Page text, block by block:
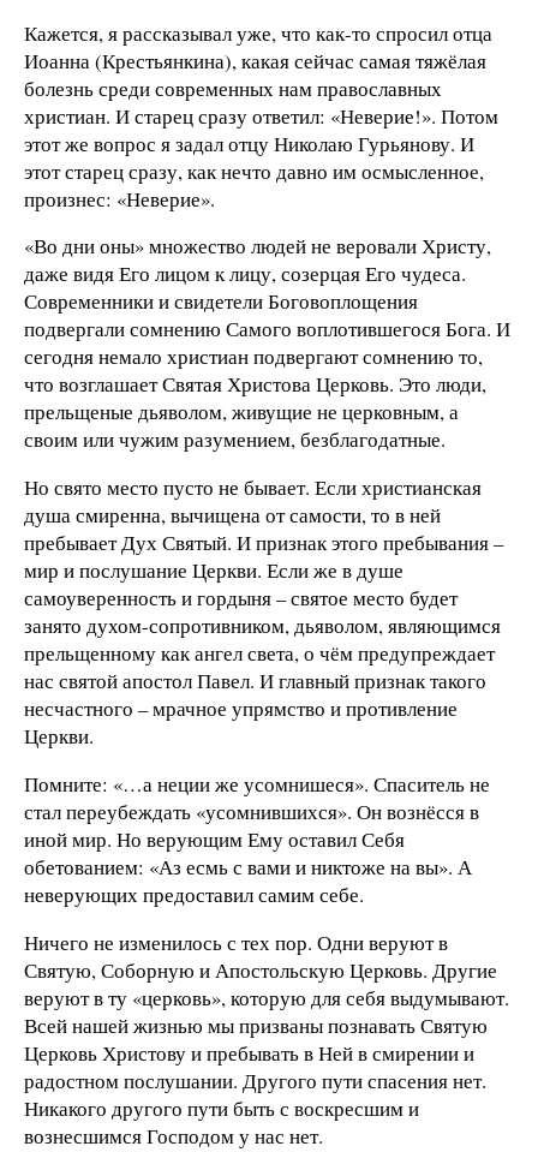
Кажется, я рассказывал уже, что как-то спросил отца
Иоанна (Крестьянкина), какая сейчас самая тяжёлая
болезнь среди современных нам православных
христиан. И старец сразу ответил: «Неверие!». Потом
этот же вопрос я задал отцу Николаю Гурьянову. И
этот старец сразу, как нечто давно им осмысленное,
произнес: «Неверие».
«Во дни оны» множество людей не веровали Христу,
даже видя Его лицом к лицу, созерцая Его чудеса.
Современники и свидетели Боговоплощения
подвергали сомнению Самого воплотившегося Бога. И
сегодня немало христиан подвергают сомнению то,
что возглашает Святая Христова Церковь. Это люди,
прельщеные дьяволом, живущие не церковным, а
своим или чужим разумением, безблагодатные.
Но свято место пусто не бывает. Если христианская
душа смиренна, вычищена от самости, то в ней
пребывает Дух Святый. И признак этого пребывания –
мир и послушание Церкви. Если же в душе
самоуверенность и гордыня – святое место будет
занято духом-сопротивником, дьяволом, являющимся
прельщенному как ангел света, о чём предупреждает
нас святой апостол Павел. И главный признак такого
несчастного – мрачное упрямство и противление
Церкви.
Помните: «…а неции же усомнишеся». Спаситель не
стал переубеждать «усомнившихся». Он вознёсся в
иной мир. Но верующим Ему оставил Себя
обетованием: «Аз есмь с вами и никтоже на вы». А
неверующих предоставил самим себе.
Ничего не изменилось с тех пор. Одни веруют в
Святую, Соборную и Апостольскую Церковь. Другие
веруют в ту «церковь», которую для себя выдумывают.
Всей нашей жизнью мы призваны познавать Святую
Церковь Христову и пребывать в Ней в смирении и
радостном послушании. Другого пути спасения нет.
Никакого другого пути быть с воскресшим и
вознесшимся Господом у нас нет.